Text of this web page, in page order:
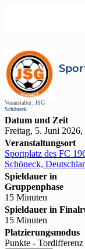
Veranstalter: JSG
Schöneck
Datum und Zeit
Freitag, 5. Juni
Veranstaltungsort
Sportplatz des FC
Schöneck,
Spieldauer in
Gruppenphase
15 Minuten
Spieldauer in
15 Minuten
Platzierungsmodus
Punkte -